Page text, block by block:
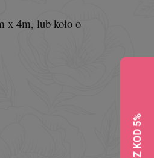
x 4m, lub koło o